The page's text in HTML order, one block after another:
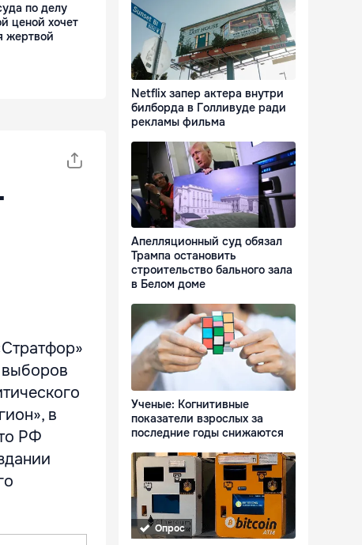
по делу
ценой хочет
жертвой
в
РФ
Netflix запер актера внутри
билборда в Голливуде ради
рекламы фильма
Апелляционный суд обязал
Трампа остановить
строительство бального зала
в Белом доме
Ученые: Когнитивные
показатели взрослых за
последние годы снижаются
Опрос